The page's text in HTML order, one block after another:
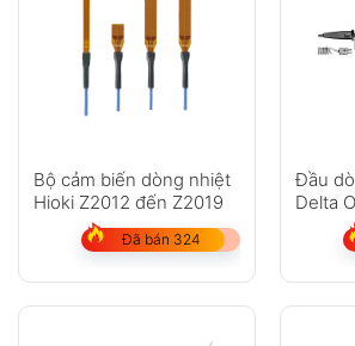
Bộ cảm biến dòng nhiệt
Hioki Z2012 đến Z2019
Đã bán 324
Đầu
Delta